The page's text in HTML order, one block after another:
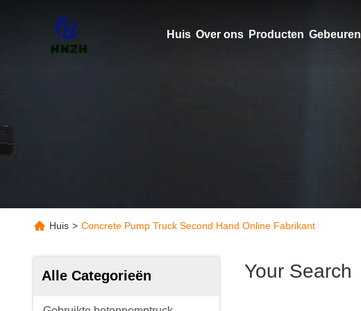
Huis Over ons Producten Gebeuren
Huis > Concrete Pump Truck Second Hand Online Fabrikant
Alle Categorieën Your Search